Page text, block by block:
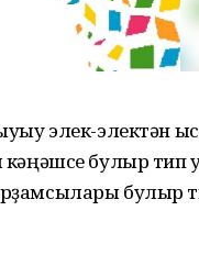
элек-электән
кәңәшсе булыр
булыр